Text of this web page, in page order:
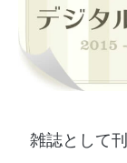
雑誌として